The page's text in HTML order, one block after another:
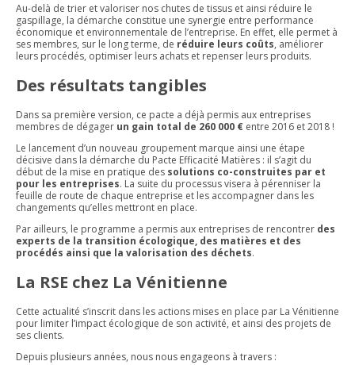
Au-delà de trier et valoriser nos chutes de tissus et ainsi réduire le
gaspillage, la démarche constitue une synergie entre performance
économique et environnementale de l’entreprise. En effet, elle permet à
ses membres, sur le long terme, de réduire leurs coûts, améliorer
leurs procédés, optimiser leurs achats et repenser leurs produits.
Des résultats tangibles
Dans sa première version, ce pacte a déjà permis aux entreprises
membres de dégager un gain total de 260 000 € entre 2016 et 2018 !
Le lancement d’un nouveau groupement marque ainsi une étape
décisive dans la démarche du Pacte Efficacité Matières : il s’agit du
début de la mise en pratique des solutions co-construites par et
pour les entreprises. La suite du processus visera à pérenniser la
feuille de route de chaque entreprise et les accompagner dans les
changements qu’elles mettront en place.
Par ailleurs, le programme a permis aux entreprises de rencontrer des
experts de la transition écologique, des matières et des
procédés ainsi que la valorisation des déchets.
La RSE chez La Vénitienne
Cette actualité s’inscrit dans les actions mises en place par La Vénitienne
pour limiter l’impact écologique de son activité, et ainsi des projets de
ses clients.
Depuis plusieurs années, nous nous engageons à travers :